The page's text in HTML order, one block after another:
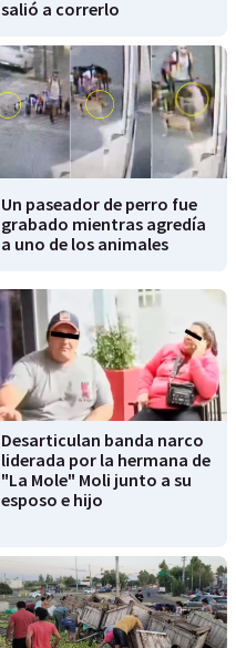
salió a correrlo
Un paseador de perro fue
grabado mientras agredía
a uno de los animales
Desarticulan banda narco
liderada por la hermana de
"La Mole" Moli junto a su
esposo e hijo